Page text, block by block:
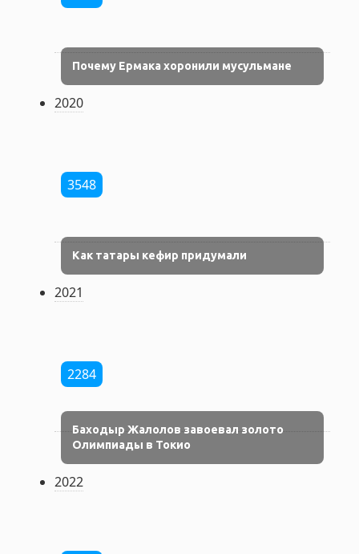
Почему Ермака хоронили мусульмане
2020
3548
Как татары кефир придумали
2021
2284
Баходыр Жалолов завоевал золото
Олимпиады в Токио
2022